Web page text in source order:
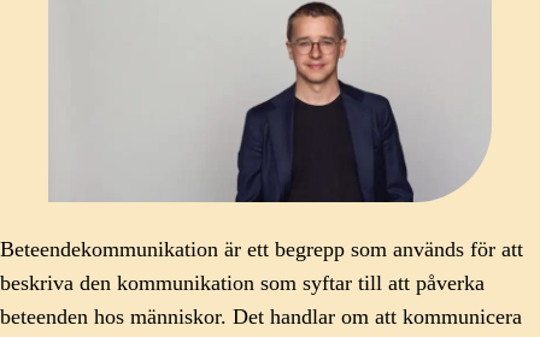
Beteendekommunikation är ett begrepp som används för att
beskriva den kommunikation som syftar till att påverka
beteenden hos människor. Det handlar om att kommunicera